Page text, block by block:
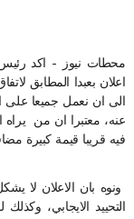
محطات نيوز – اكد رئيس الجمهورية العماد ميشال سليمان ان لا مجال لنقض
اعلان بعبدا المطابق
الى ان نعمل جميعا على
عنه، معتبرا ان من يراه
فيه قريبا قيمة كبيرة
ونوه بان الاعلان لا
التحييد الايجابي،